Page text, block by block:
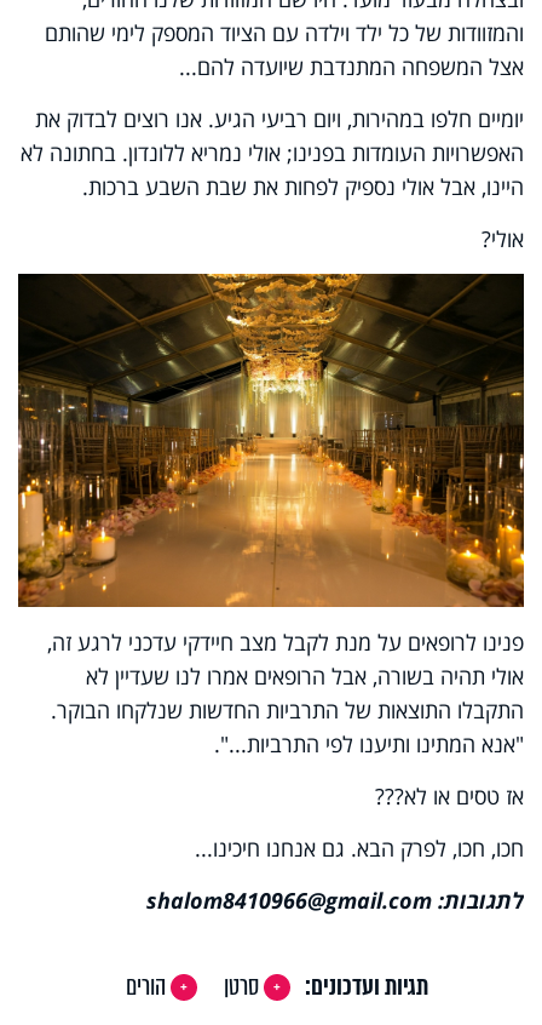
והמזוודות של כל ילד וילדה עם הציוד המספק לימי שהותם
אצל המשפחה המתנדבת שיועדה להם...
יומיים חלפו במהירות, ויום רביעי הגיע. אנו רוצים לבדוק את
האפשרויות העומדות בפנינו; אולי נמריא ללונדון. בחתונה לא
היינו, אבל אולי נספיק לפחות את שבת השבע ברכות.
אולי?
פנינו לרופאים על מנת לקבל מצב חיידקי עדכני לרגע זה,
אולי תהיה בשורה, אבל הרופאים אמרו לנו שעדיין לא
התקבלו התוצאות של התרביות החדשות שנלקחו הבוקר.
"אנא המתינו ותיענו לפי התרביות...".
אז טסים או לא???
חכו, חכו, לפרק הבא. גם אנחנו חיכינו...
לתגובות: shalom8410966@gmail.com
תגיות ועדכונים: סרטן
הורים